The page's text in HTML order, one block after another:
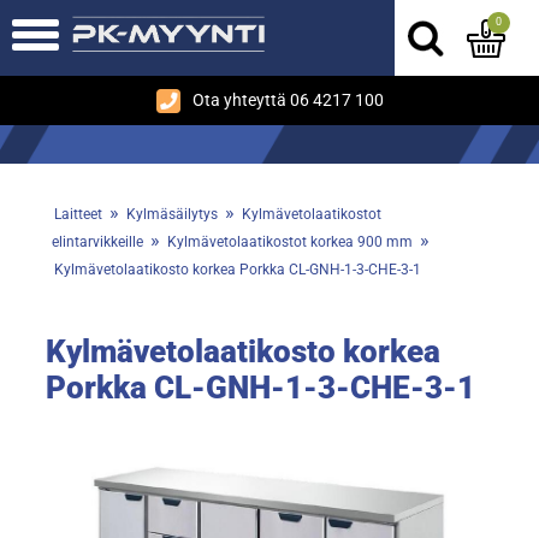
Ota yhteyttä 06 4217 100
0
Laitteet » Kylmäsäilytys »
Kylmävetolaatikostot
elintarvikkeille » Kylmävetolaatikostot korkea 900 mm »
Kylmävetolaatikosto korkea Porkka CL-GNH-1-3-CHE-3-1
Kylmävetolaatikosto korkea
Porkka CL-GNH-1-3-CHE-3-1